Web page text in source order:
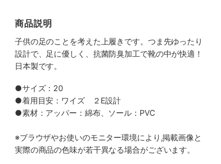
商品説明
子供の足のことを考えた上履きです。つま先ゆったり
設計で、足に優しく、抗菌防臭加工で靴の中が快適！
日本製です。
●サイズ：20
●着用目安：ワイズ ２E設計
●素材：アッパー：綿布、ソール：PVC
※ブラウザやお使いのモニター環境により,掲載画像と
実際の商品の色味が若干異なる場合がございます。